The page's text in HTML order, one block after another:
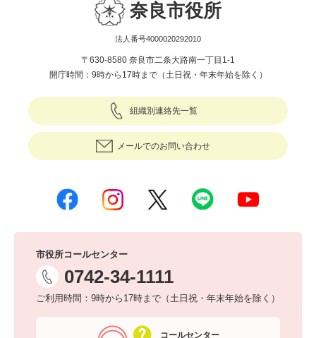
奈良市役所
法人番号4000020292010
〒630-8580 奈良市二条大路南一丁目1-1
開庁時間：9時から17時まで（土日祝・年末年始を除く）
組織別連絡先一覧
メールでのお問い合わせ
市役所コールセンター
0742-34-1111
ご利用時間：9時から17時まで（土日祝・年末年始を除く）
コールセンター